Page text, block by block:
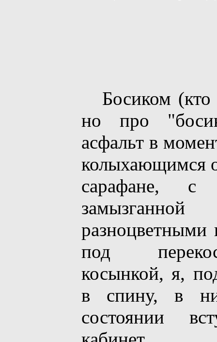
Босиком (кто
но про
асфальт в
колыхающимся
сарафане, с
разноцветными
под
косынкой, я,
в спину, в
состоянии